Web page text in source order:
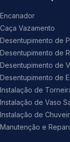
Encanador
Caça Vazamento
Desentupimento de
Desentupimento de
Desentupimento de
Desentupimento de
Instalação de
Instalação de Vaso
Instalação de
Manutenção e